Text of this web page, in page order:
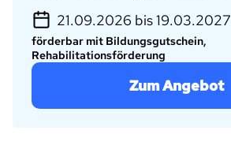
21.09.2026 bis 19.03.2027
förderbar mit Bildungsgutschein,
Rehabilitationsförderung
Zum Angebot